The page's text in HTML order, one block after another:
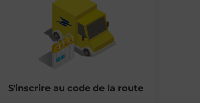
S'inscrire au code de la route